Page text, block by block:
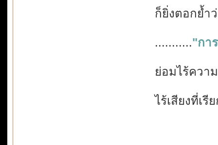
ก็ยิ่งตอกย้ำ
..........."กา
ย่อมไร้ควา
ไร้เสียงที่เ